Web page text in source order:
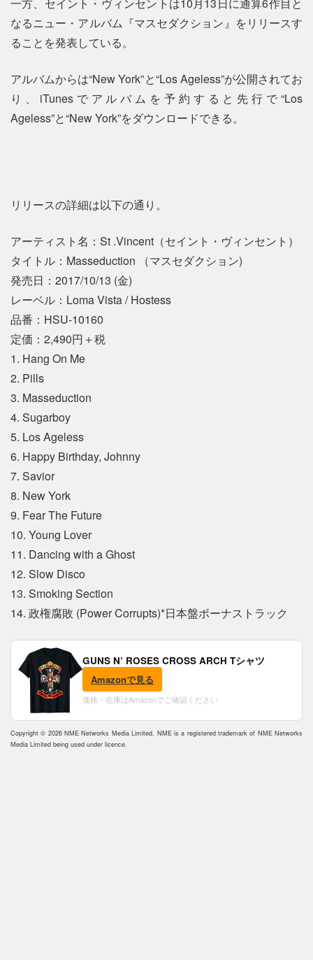
一方、セイント・ヴィンセントは10月13日に通算6作目と
なるニュー・アルバム『マスセダクション』をリリースす
ることを発表している。
アルバムからは“New York”と“Los Ageless”が公開されてお
り、iTunesでアルバムを予約すると先行で“Los
Ageless”と“New York”をダウンロードできる。
リリースの詳細は以下の通り。
アーティスト名：St .Vincent（セイント・ヴィンセント）
タイトル：Masseduction （マスセダクション)
発売日：2017/10/13 (金)
レーベル：Loma Vista / Hostess
品番：HSU-10160
定価：2,490円＋税
1. Hang On Me
2. Pills
3. Masseduction
4. Sugarboy
5. Los Ageless
6. Happy Birthday, Johnny
7. Savior
8. New York
9. Fear The Future
10. Young Lover
11. Dancing with a Ghost
12. Slow Disco
13. Smoking Section
14. 政権腐敗 (Power Corrupts)*日本盤ボーナストラック
GUNS N’ ROSES CROSS ARCH Tシャツ
Amazonで見る
価格・在庫はAmazonでご確認ください
Copyright © 2026 NME Networks Media Limited. NME is a registered trademark of NME Networks
Media Limited being used under licence.